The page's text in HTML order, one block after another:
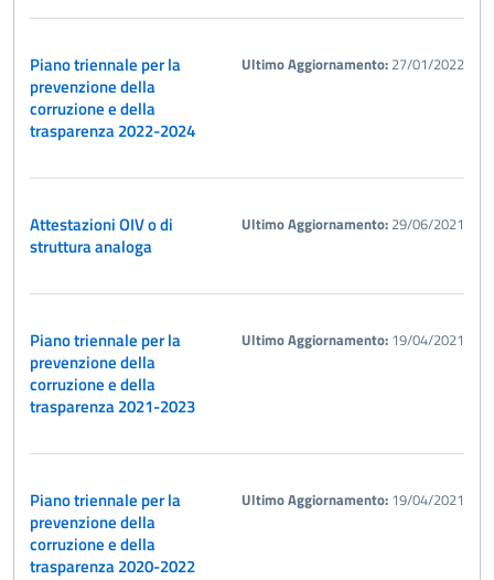
Piano triennale per la
prevenzione della
corruzione e della
trasparenza 2022-2024
Ultimo Aggiornamento: 27/01/2022
Attestazioni OIV o di
struttura analoga
Ultimo Aggiornamento: 29/06/2021
Piano triennale per la
prevenzione della
corruzione e della
trasparenza 2021-2023
Ultimo Aggiornamento: 19/04/2021
Piano triennale per la
prevenzione della
corruzione e della
trasparenza 2020-2022
Ultimo Aggiornamento: 19/04/2021